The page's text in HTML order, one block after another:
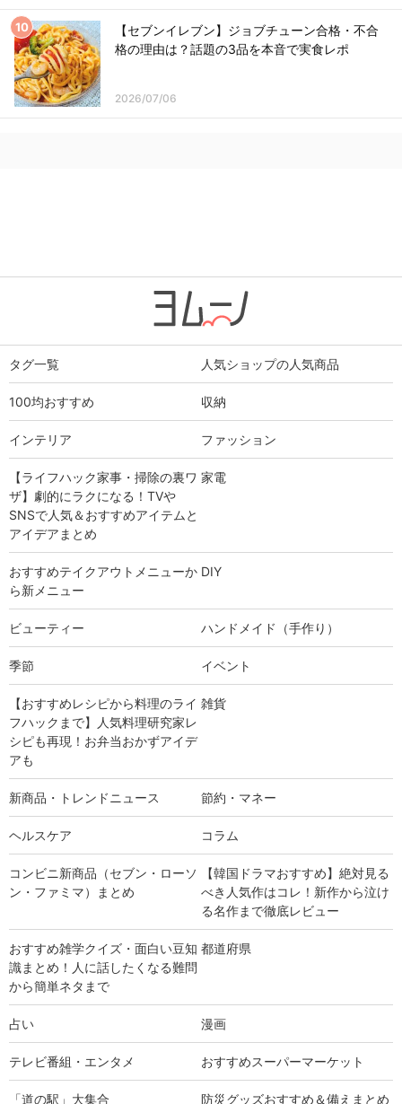
【セブンイレブン】ジョブチューン合格・不合
格の理由は？話題の3品を本音で実食レポ
2026/07/06
タグ一覧 人気ショップの人気商品
100均おすすめ 収納
インテリア ファッション
【ライフハック家事・掃除の裏ワ
ザ】劇的にラクになる！TVや
SNSで人気＆おすすめアイテムと
アイデアまとめ
家電
おすすめテイクアウトメニューか
ら新メニュー
DIY
ビューティー ハンドメイド（手作り）
季節 イベント
【おすすめレシピから料理のライ
フハックまで】人気料理研究家レ
シピも再現！お弁当おかずアイデ
アも
雑貨
新商品・トレンドニュース 節約・マネー
ヘルスケア コラム
コンビニ新商品（セブン・ローソ
ン・ファミマ）まとめ
【韓国ドラマおすすめ】絶対見る
べき人気作はコレ！新作から泣け
る名作まで徹底レビュー
おすすめ雑学クイズ・面白い豆知
識まとめ！人に話したくなる難問
から簡単ネタまで
都道府県
占い 漫画
テレビ番組・エンタメ おすすめスーパーマーケット
「道の駅」大集合
防災グッズおすすめ＆備えまとめ